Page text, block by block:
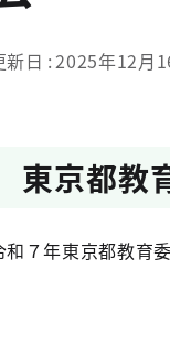
新日 2025年12月
東京都教
和７年東京都教育